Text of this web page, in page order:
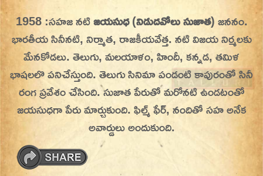
Skip
to
content
On This Day
Today in History | On This Day | This Day in
History | Today in India | What Happened
Today in India | Charitralo eroju | charitra lo
eroju |
1958 :సహజ నటిజయసుధ(నిడుదవోలుసుజాత) జననం.
భారతీయ సినీనటి, నిర్మాత, రాజకీయవేత్త. నటి విజయ నిర్మలకు
మేనకోడలు.తెలుగు, మలయాళం, హిందీ, కన్నడ, తమిళ
భాషలలొ పనిచేస్తుంది. తెలుగు సినిమా పండంటి కాపురంతో సినీ
రంగ ప్రవేశం చేసింది. సుజాత పేరుతో మరోనటి ఉండటంతో
జయసుధగా పేరు మార్చుకుంది. ఫిల్మ్ ఫేర్, నందితో సహ అనేక
అవార్డులు అందుకుంది.